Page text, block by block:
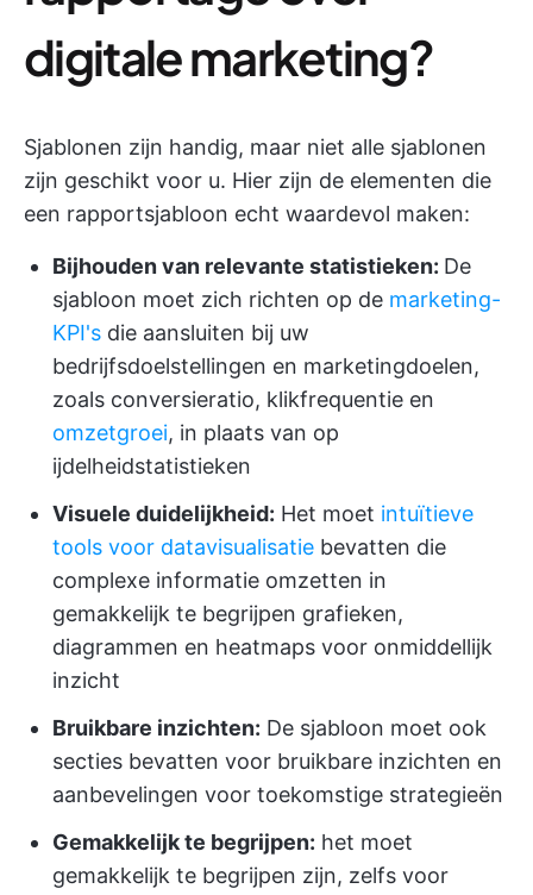
digitale marketing?
Sjablonen zijn handig, maar niet alle sjablonen
zijn geschikt voor u. Hier zijn de elementen die
een rapportsjabloon echt waardevol maken:
Bijhouden van relevante statistieken: De
sjabloon moet zich richten op de marketing-
KPI's die aansluiten bij uw
bedrijfsdoelstellingen en marketingdoelen,
zoals conversieratio, klikfrequentie en
omzetgroei, in plaats van op
ijdelheidstatistieken
Visuele duidelijkheid: Het moet intuïtieve
tools voor datavisualisatie bevatten die
complexe informatie omzetten in
gemakkelijk te begrijpen grafieken,
diagrammen en heatmaps voor onmiddellijk
inzicht
Bruikbare inzichten: De sjabloon moet ook
secties bevatten voor bruikbare inzichten en
aanbevelingen voor toekomstige strategieën
Gemakkelijk te begrijpen: het moet
gemakkelijk te begrijpen zijn, zelfs voor